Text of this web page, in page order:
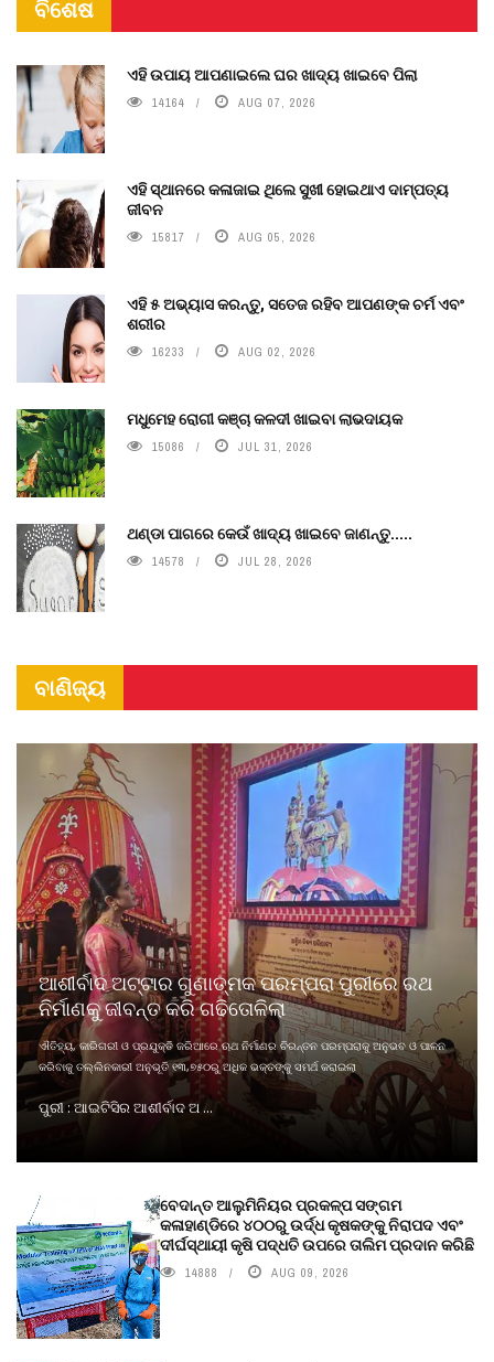
ବିଶେଷ
ଏହି ଉପାୟ ଆପଣାଇଲେ ଘର ଖାଦ୍ୟ ଖାଇବେ ପିଲା
14164 AUG 07, 2026
ଏହି ସ୍ଥାନରେ କଳାଜାଇ ଥିଲେ ସୁଖୀ ହୋଇଥାଏ ଦାମ୍ପତ୍ୟ
ଜୀବନ
15817 AUG 05, 2026
ଏହି ୫ ଅଭ୍ୟାସ କରନ୍ତୁ, ସତେଜ ରହିବ ଆପଣଙ୍କ ଚର୍ମ ଏବଂ
ଶରୀର
16233 AUG 02, 2026
ମଧୁମେହ ରୋଗୀ କଞ୍ଚା କଳଦୀ ଖାଇବା ଲାଭଦାୟକ
15086 JUL 31, 2026
ଥଣ୍ଡା ପାଗରେ କେଉଁ ଖାଦ୍ୟ ଖାଇବେ ଜାଣନ୍ତୁ.....
14578 JUL 28, 2026
ବାଣିଜ୍ୟ
ଆଶୀର୍ବାଦ ଅଟ୍ଟାର ଗୁଣାତ୍ମକ ପରମ୍ପରା ପୁରୀରେ ରଥ
ନିର୍ମାଣକୁ ଜୀବନ୍ତ କରି ଗଢିତୋଳିଲା
ଐତିହ୍ୟ, କାରିଗରୀ ଓ ପ୍ରଯୁକ୍ତି ଜରିଆରେ ଋଥ ନିର୍ମାଣର ଚିରନ୍ତନ ପରମ୍ପରାକୁ ଅନୁଭବ ଓ ପାଳନ
କରିବାକୁ ତଲ୍ଲିନକାରୀ ଅନୁଭୂତି ୧୩,୭୫୦ରୁ ଅଧିକ ଭକ୍ତଙ୍କୁ ସମର୍ଥ କରାଇଲା
ପୁରୀ : ଆଇଟିସିର ଆଶୀର୍ବାଦ ଅ ...
ବେଦାନ୍ତ ଆଲୁମିନିୟର ପ୍ରକଳ୍ପ ସଙ୍ଗମ
କଳାହାଣ୍ଡିରେ ୪୦୦ରୁ ଉର୍ଦ୍ଧ କୃଷକଙ୍କୁ ନିରାପଦ ଏବଂ
ଦୀର୍ଘସ୍ଥାୟୀ କୃଷି ପଦ୍ଧତି ଉପରେ ତାଲିମ ପ୍ରଦାନ କରିଛି
14888 AUG 09, 2026